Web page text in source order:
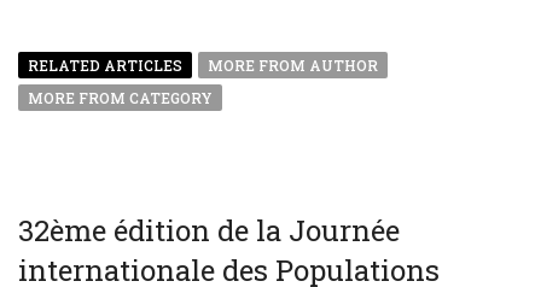
RELATED ARTICLES
MORE FROM AUTHOR
MORE FROM CATEGORY
32ème édition de la Journée
internationale des Populations